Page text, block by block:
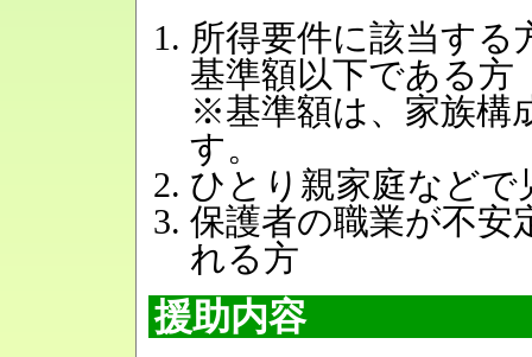
所得要件に該当する
基準額以下である方
※基準額は、家族構
す。
ひとり親家庭などで
保護者の職業が不安
れる方
援助内容